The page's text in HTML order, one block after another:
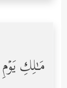
مَـٰلِكِ